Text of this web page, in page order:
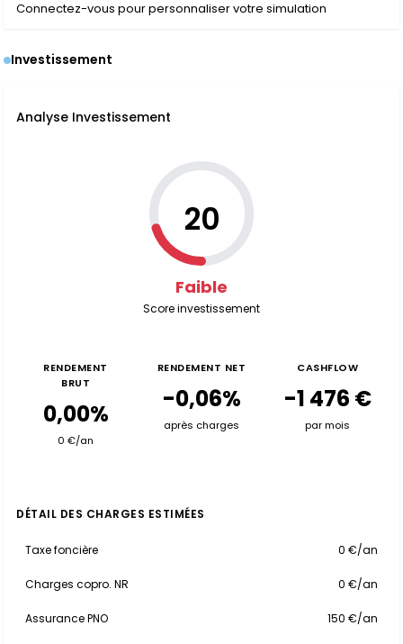
Connectez-vous pour personnaliser votre simulation
Investissement
Analyse Investissement
20
Faible
Score investissement
RENDEMENT
BRUT
0,00%
0 €/an
RENDEMENT NET
-0,06%
après charges
CASHFLOW
-1 476 €
par mois
DÉTAIL DES CHARGES ESTIMÉES
Taxe foncière 0 €/an
Charges copro. NR 0 €/an
Assurance PNO 150 €/an